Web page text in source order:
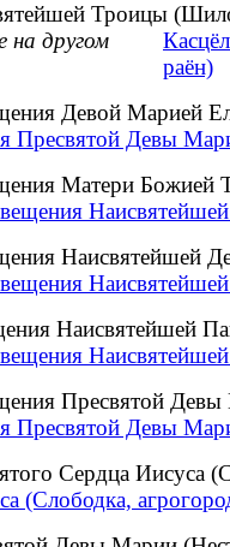
Троицы
другом
раён)
Девой Марией
Пресвятой Девы
Матери Божией
Наисвятейшей
Наисвятейшей
Пресвятой
Пресвятой Девы
Сердца Иисуса
(Слободка,